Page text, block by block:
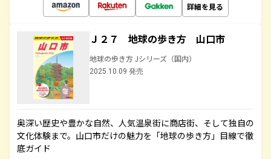
詳細を見る
Ｊ２７ 地球の歩き方 山口市
地球の歩き方 Jシリーズ（国内）
2025.10.09 発売
奥深い歴史や豊かな自然、人気温泉街に商店街、そして独自の
文化体験まで。山口市だけの魅力を「地球の歩き方」目線で徹
底ガイド